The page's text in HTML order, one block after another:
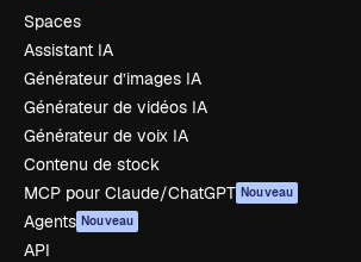
Spaces
Assistant IA
Générateur d’images IA
Générateur de vidéos IA
Générateur de voix IA
Contenu de stock
MCP pour Claude/ChatGPT Nouveau
Agents Nouveau
API